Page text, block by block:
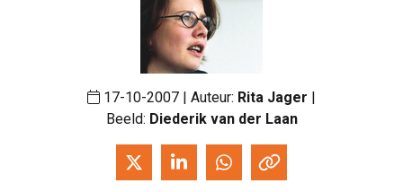
17-10-2007 | Auteur: Rita Jager |
Beeld: Diederik van der Laan